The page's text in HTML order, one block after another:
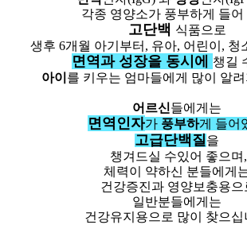
각종 영양소가 풍부하게 들어
고단백 식품으로
생후 6개월 아기부터, 유아, 어린이, 청
면역과 성장을 동시에
챙길
아이 를 키우는 엄마들에게 많이 알
어르신들에게는
면역인자가 풍부하게 들어
고급단백질을
챙겨드실 수있어 좋으며,
체력이 약하신 분들에게
건강증진과 영양보충용으
일반분들에게는
건강유지용으로 많이 찾으십